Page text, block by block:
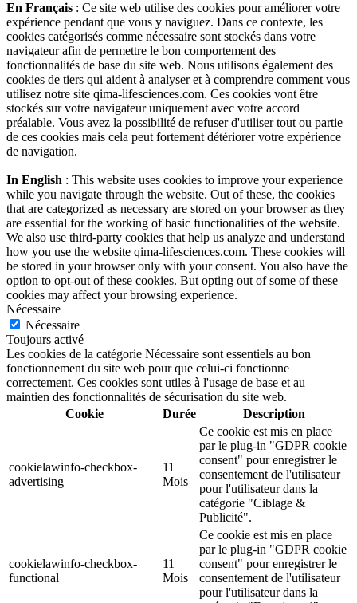
En Français : Ce site web utilise des cookies pour améliorer votre
expérience pendant que vous y naviguez. Dans ce contexte, les
cookies catégorisés comme nécessaire sont stockés dans votre
navigateur afin de permettre le bon comportement des
fonctionnalités de base du site web. Nous utilisons également des
cookies de tiers qui aident à analyser et à comprendre comment vous
utilisez notre site qima-lifesciences.com. Ces cookies vont être
stockés sur votre navigateur uniquement avec votre accord
préalable. Vous avez la possibilité de refuser d'utiliser tout ou partie
de ces cookies mais cela peut fortement détériorer votre expérience
de navigation.
In English : This website uses cookies to improve your experience
while you navigate through the website. Out of these, the cookies
that are categorized as necessary are stored on your browser as they
are essential for the working of basic functionalities of the website.
We also use third-party cookies that help us analyze and understand
how you use the website qima-lifesciences.com. These cookies will
be stored in your browser only with your consent. You also have the
option to opt-out of these cookies. But opting out of some of these
cookies may affect your browsing experience.
Nécessaire
Nécessaire
Toujours activé
Les cookies de la catégorie Nécessaire sont essentiels au bon
fonctionnement du site web pour que celui-ci fonctionne
correctement. Ces cookies sont utiles à l'usage de base et au
maintien des fonctionnalités de sécurisation du site web.
Cookie
Durée Description
cookielawinfo-checkbox-
advertising
11
Mois
Ce cookie est mis en place
par le plug-in "GDPR cookie
consent" pour enregistrer le
consentement de l'utilisateur
pour l'utilisateur dans la
catégorie "Ciblage &
Publicité".
cookielawinfo-checkbox-
functional
11
Mois
Ce cookie est mis en place
par le plug-in "GDPR cookie
consent" pour enregistrer le
consentement de l'utilisateur
pour l'utilisateur dans la